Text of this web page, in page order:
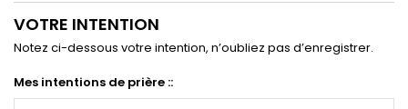
VOTRE INTENTION
Notez ci-dessous votre intention, n’oubliez pas d’enregistrer.
Mes intentions de prière ::